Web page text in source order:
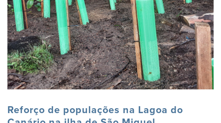
Reforço de populações na Lagoa do